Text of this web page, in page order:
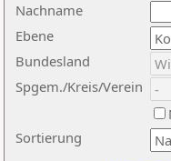
Nachname
Ebene
Sortierung
Bundesland
Spgem./Kreis/Verein